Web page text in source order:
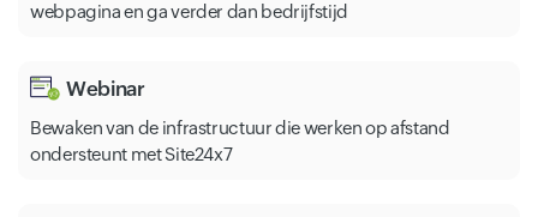
webpagina en ga verder dan bedrijfstijd
Webinar
Bewaken van de infrastructuur die werken op afstand
ondersteunt met Site24x7